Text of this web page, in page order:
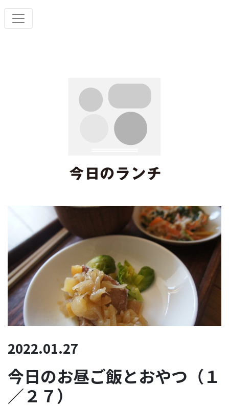
2022.01.27
今日のお昼ご飯とおやつ（１
／２７）